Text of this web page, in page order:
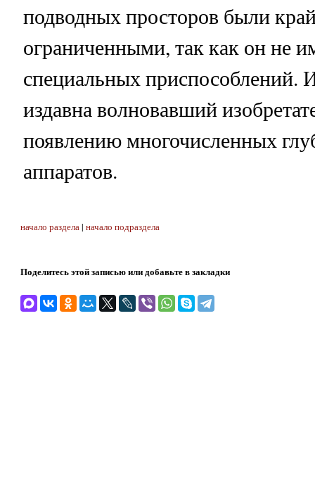
подводных просторов были
ограниченными, так как он не
специальных приспособлений.
издавна волновавший
появлению многочисленных
аппаратов.
начало раздела| начало подраздела
Поделитесь этой записью или добавьте в закладки